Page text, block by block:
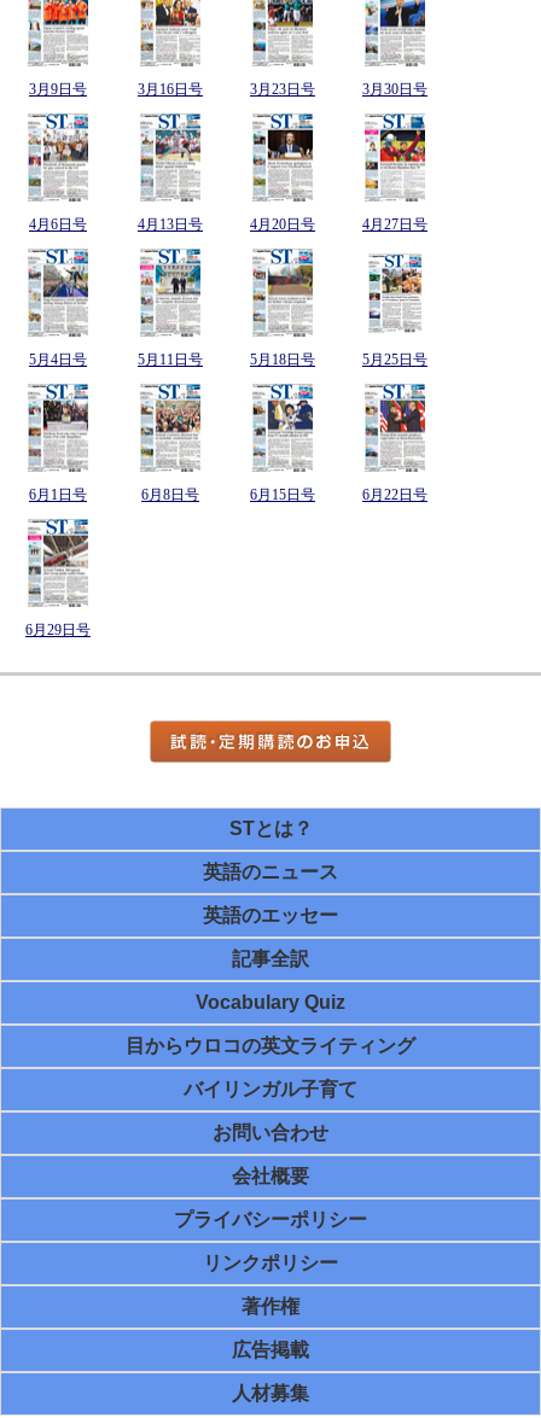
3月9日号 3月16日号 3月23日号 3月30日号
4月6日号 4月13日号 4月20日号 4月27日号
5月4日号 5月11日号 5月18日号 5月25日号
6月1日号 6月8日号 6月15日号 6月22日号
6月29日号
STとは？
英語のニュース
英語のエッセー
記事全訳
Vocabulary Quiz
目からウロコの英文ライティング
バイリンガル子育て
お問い合わせ
会社概要
プライバシーポリシー
リンクポリシー
著作権
広告掲載
人材募集